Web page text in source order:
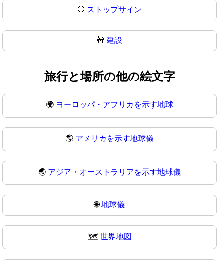
🛑 ストップサイン
🚧 建設
旅行と場所の他の絵文字
🌍 ヨーロッパ・アフリカを示す地球
🌎 アメリカを示す地球儀
🌏 アジア・オーストラリアを示す地球儀
🌐地球儀
🗺️ 世界地図